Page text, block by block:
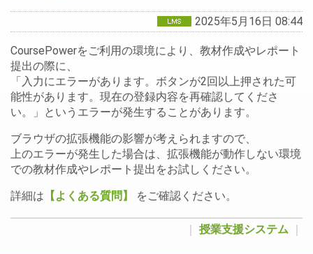
2025年5月16日 08:44
CoursePowerをご利用の環境により、教材作成やレポート
提出の際に、
「入力にエラーがあります。ボタンが2回以上押された可
能性があります。現在の登録内容を再確認してくださ
い。」というエラーが発生することがあります。
ブラウザの拡張機能の影響が考えられますので、
上のエラーが発生した場合は、拡張機能が動作しない環境
での教材作成やレポート提出をお試しください。
詳細は 【よくある質問】 をご確認ください。
授業支援システム